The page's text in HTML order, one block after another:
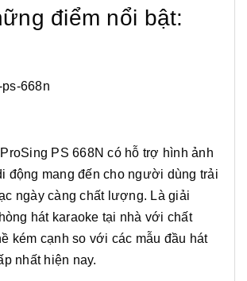
điểm nổi bật:
PS 668N có hỗ trợ hình ảnh
động mang đến cho người dùng trải
ngày càng chất lượng. Là giải
hát karaoke tại nhà với chất
kém cạnh so với các mẫu đầu hát
nhất hiện nay.